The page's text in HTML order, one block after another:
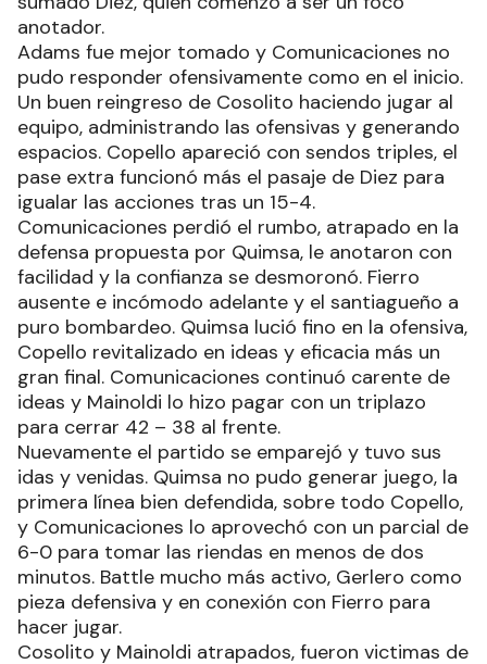
anotador.
Adams fue mejor tomado y Comunicaciones no
pudo responder ofensivamente como en el inicio.
Un buen reingreso de Cosolito haciendo jugar al
equipo, administrando las ofensivas y generando
espacios. Copello apareció con sendos triples, el
pase extra funcionó más el pasaje de Diez para
igualar las acciones tras un 15-4.
Comunicaciones perdió el rumbo, atrapado en la
defensa propuesta por Quimsa, le anotaron con
facilidad y la confianza se desmoronó. Fierro
ausente e incómodo adelante y el santiagueño a
puro bombardeo. Quimsa lució fino en la ofensiva,
Copello revitalizado en ideas y eficacia más un
gran final. Comunicaciones continuó carente de
ideas y Mainoldi lo hizo pagar con un triplazo
para cerrar 42 – 38 al frente.
Nuevamente el partido se emparejó y tuvo sus
idas y venidas. Quimsa no pudo generar juego, la
primera línea bien defendida, sobre todo Copello,
y Comunicaciones lo aprovechó con un parcial de
6-0 para tomar las riendas en menos de dos
minutos. Battle mucho más activo, Gerlero como
pieza defensiva y en conexión con Fierro para
hacer jugar.
Cosolito y Mainoldi atrapados, fueron victimas de